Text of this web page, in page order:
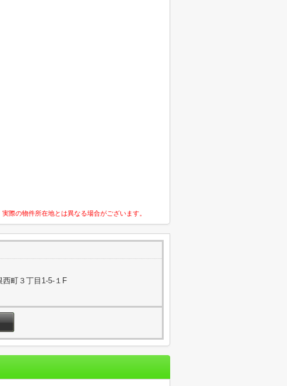
際の物件所在地とは異なる場合がございます。
西町３丁目1-5-１F